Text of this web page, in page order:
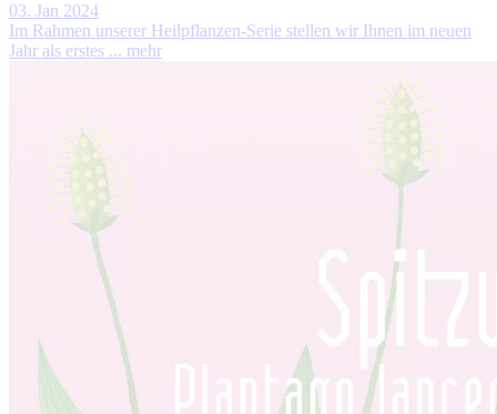
03. Jan 2024
Im Rahmen unserer Heilpflanzen-Serie stellen wir Ihnen im neuen
Jahr als erstes ... mehr